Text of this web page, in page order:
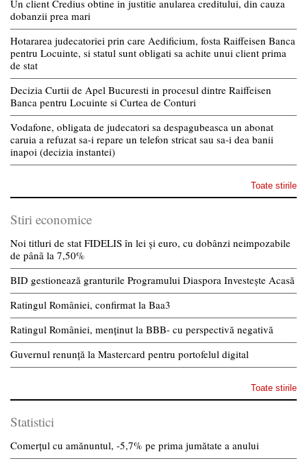
Un client Credius obtine in justitie anularea creditului, din cauza
dobanzii prea mari
Hotararea judecatoriei prin care Aedificium, fosta Raiffeisen Banca
pentru Locuinte, si statul sunt obligati sa achite unui client prima
de stat
Decizia Curtii de Apel Bucuresti in procesul dintre Raiffeisen
Banca pentru Locuinte si Curtea de Conturi
Vodafone, obligata de judecatori sa despagubeasca un abonat
caruia a refuzat sa-i repare un telefon stricat sau sa-i dea banii
inapoi (decizia instantei)
Toate stirile
Stiri economice
Noi titluri de stat FIDELIS în lei și euro, cu dobânzi neimpozabile
de pânã la 7,50%
BID gestionează granturile Programului Diaspora Investește Acasă
Ratingul României, confirmat la Baa3
Ratingul României, menținut la BBB- cu perspectivă negativă
Guvernul renunță la Mastercard pentru portofelul digital
Toate stirile
Statistici
Comerțul cu amănuntul, -5,7% pe prima jumătate a anului